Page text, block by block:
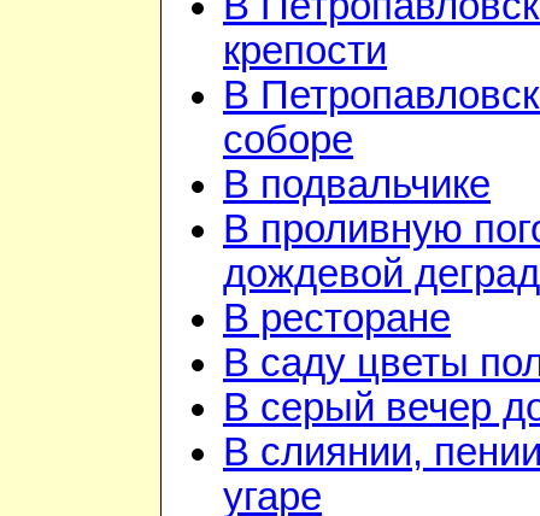
крепости
В
соборе
В подвальчике
В проливную
дождевой
В ресторане
В саду цветы
В серый вечер
В слиянии,
угаре